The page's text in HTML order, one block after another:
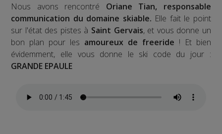
Nous avons rencontré Oriane Tian, responsable
communication du domaine skiable. Elle fait le point
sur l'état des pistes à Saint Gervais, et vous donne un
bon plan pour les amoureux de freeride ! Et bien
évidemment, elle vous donne le ski code du jour :
GRANDE EPAULE